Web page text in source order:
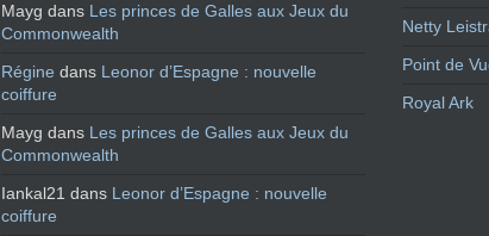
Mayg dans Les princes de Galles aux Jeux du
Commonwealth
Régine dans Leonor d’Espagne : nouvelle
coiffure
Mayg dans Les princes de Galles aux Jeux du
Commonwealth
Iankal21 dans Leonor d’Espagne : nouvelle
coiffure
Netty
Point de
Royal Ark